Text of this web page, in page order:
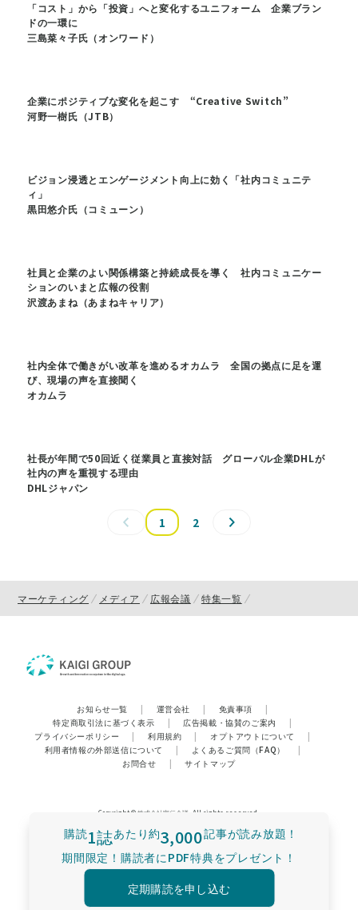
「コスト」から「投資」へと変化するユニフォーム 企業ブラン
ドの一環に
三島菜々子氏（オンワード）
企業にポジティブな変化を起こす “Creative Switch”
河野一樹氏（JTB）
ビジョン浸透とエンゲージメント向上に効く「社内コミュニテ
ィ」
黒田悠介氏（コミューン）
社員と企業のよい関係構築と持続成長を導く 社内コミュニケー
ションのいまと広報の役割
沢渡あまね（あまねキャリア）
社内全体で働きがい改革を進めるオカムラ 全国の拠点に足を運
び、現場の声を直接聞く
オカムラ
社長が年間で50回近く従業員と直接対話 グローバル企業DHLが
社内の声を重視する理由
DHLジャパン
1 2
購読1誌あたり約3,000記事が読み放題！
期間限定！購読者にPDF特典をプレゼント！
定期購読を申し込む
マーケティング メディア 広報会議 特集一覧
お知らせ一覧 | 運営会社 | 免責事項
|
特定商取引法に基づく表示
| 広告掲載・協賛のご案内
|
プライバシーポリシー
| 利用規約 | オプトアウトについて
|
利用者情報の外部送信について
| よくあるご質問（FAQ）
|
お問合せ
| サイトマップ
Copyright © 株式会社宣伝会議. All rights reserved.